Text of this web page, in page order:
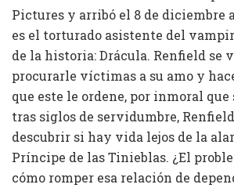
Pictures y arribó el 8 de diciembre
es el torturado asistente del
de la historia: Drácula. Renfield se
procurarle víctimas a su amo y
que este le ordene, por inmoral que
tras siglos de servidumbre,
descubrir si hay vida lejos de la
Príncipe de las Tinieblas. ¿El
cómo romper esa relación de